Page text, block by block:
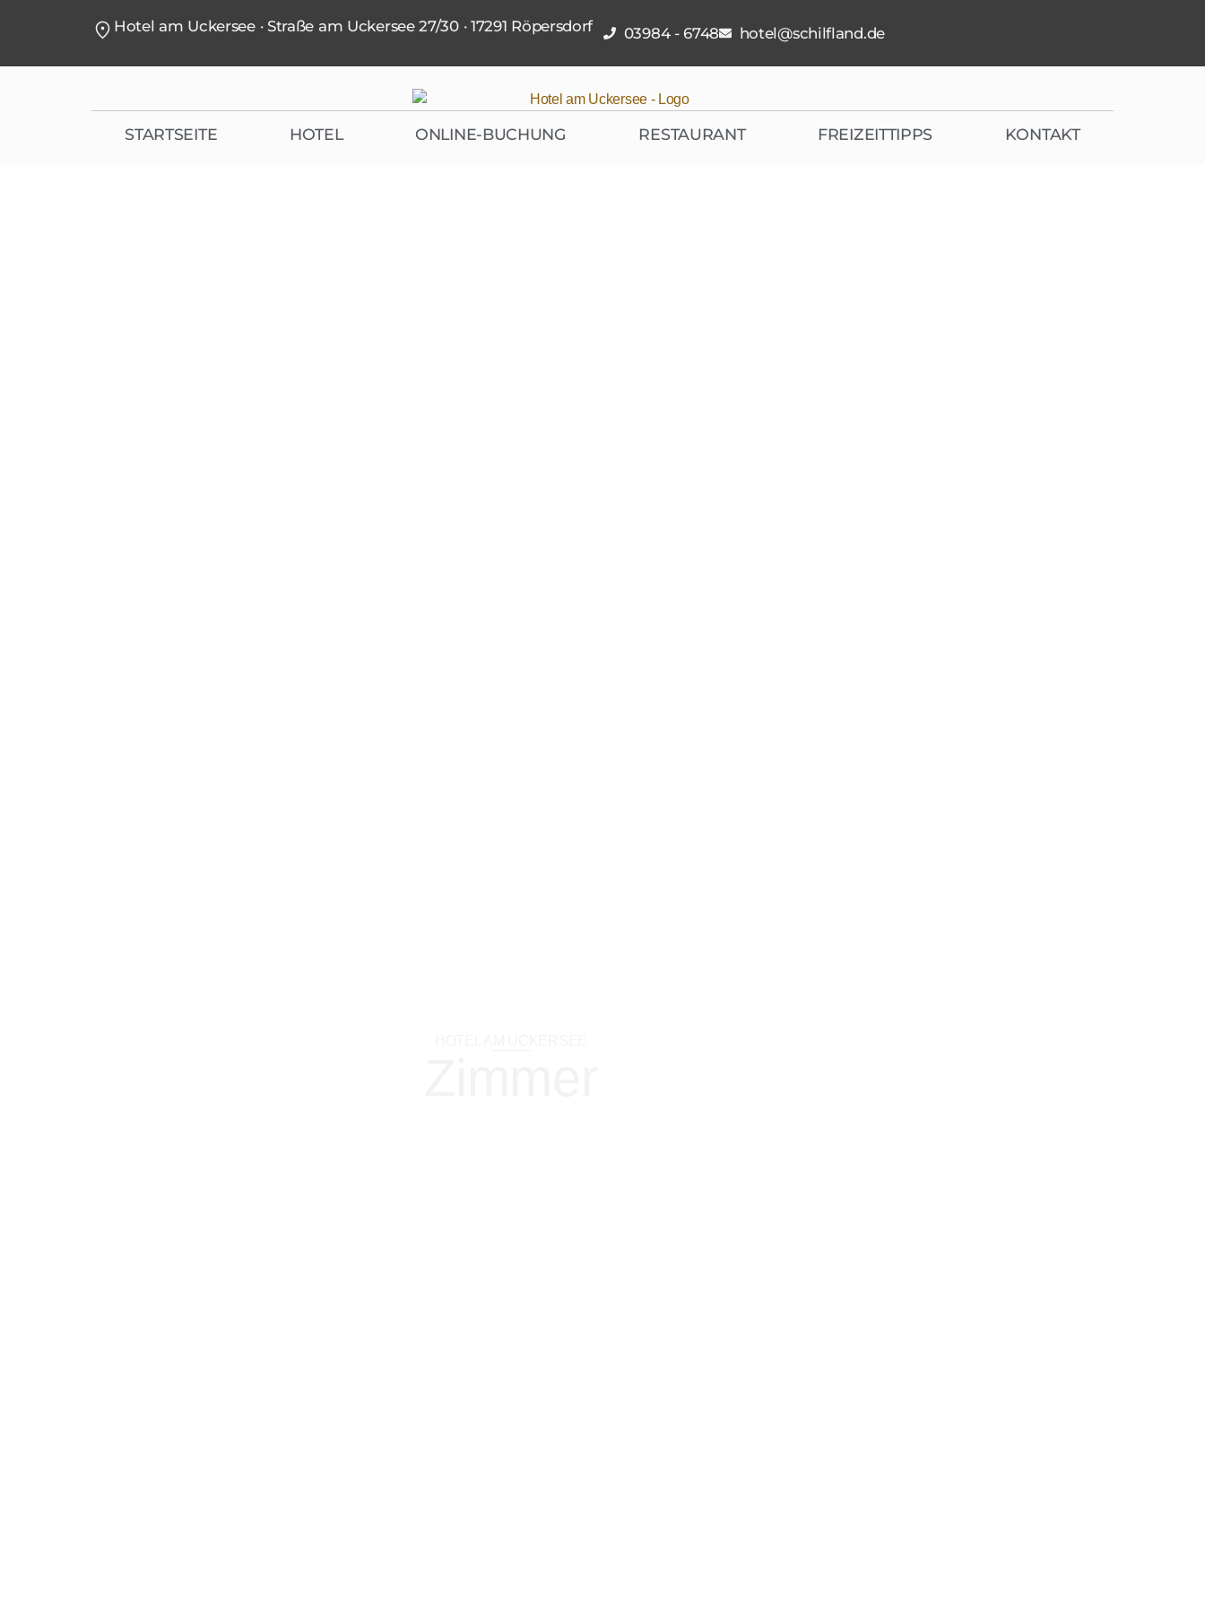
Hotel am Uckersee · Straße am Uckersee 27/30 · 17291 Röpersdorf 03984 - 6748 hotel@schilfland.de
STARTSEITE HOTEL ONLINE-BUCHUNG RESTAURANT FREIZEITTIPPS KONTAKT